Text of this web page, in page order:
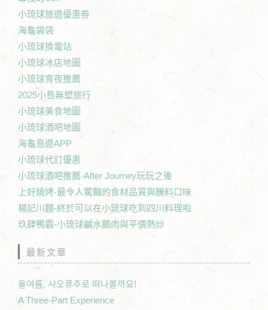
小琉球旅遊優惠券
海龜袋袋
小琉球換電站
小琉球冰店地圖
小琉球宵夜推薦
2025小島無塑旅行
小琉球美食地圖
小琉球酒吧地圖
海龜島遊APP
小琉球代訂優惠
小琉球酒吧推薦-After Journey玩玩之後
上好燒烤-最令人驚豔的食材品質與醃料口味
楊記川麵-終於可以在小琉球吃到四川料理啦
玖肆鴨霸-小琉球鹹水鵝肉與平價熱炒
最新文章
올여름, 샤오류추로 떠나볼까요!
A Three-Part Experience